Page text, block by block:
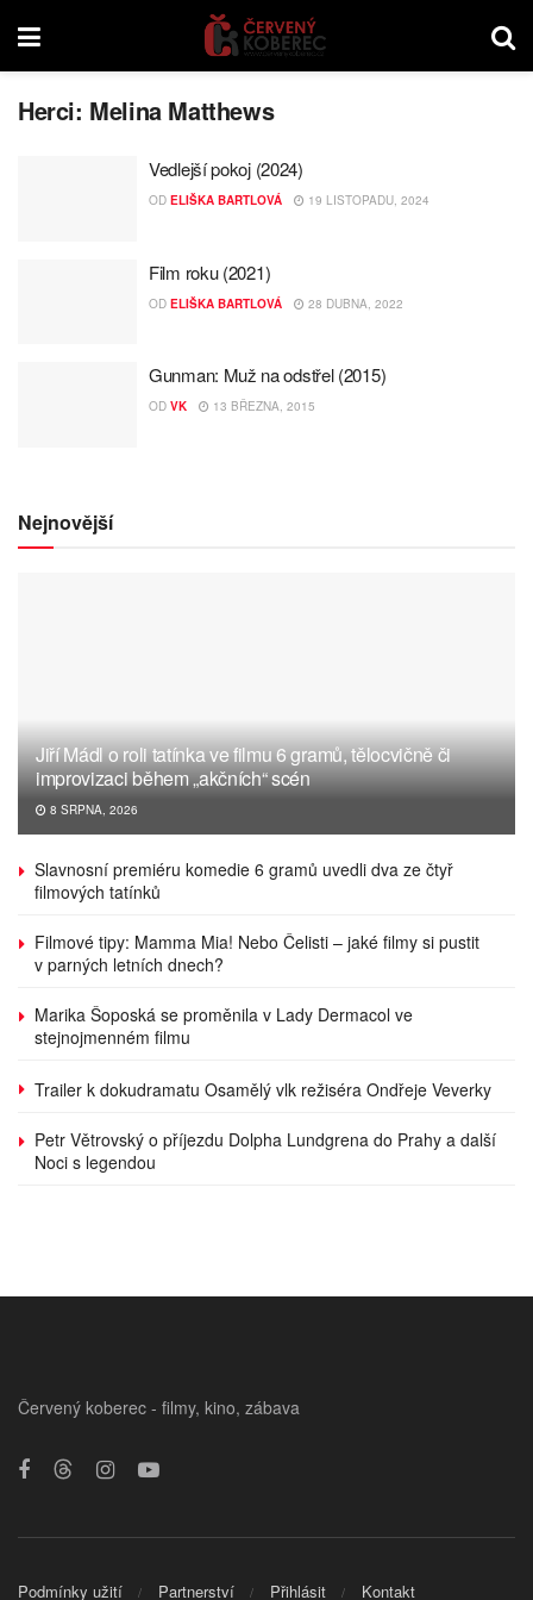
Herci: Melina Matthews
Vedlejší pokoj (2024)
OD ELIŠKA BARTLOVÁ 19 LISTOPADU, 2024
Film roku (2021)
OD ELIŠKA BARTLOVÁ 28 DUBNA, 2022
Gunman: Muž na odstřel (2015)
OD VK 13 BŘEZNA, 2015
Nejnovější
Jiří Mádl o roli tatínka ve filmu 6 gramů, tělocvičně či
improvizaci během „akčních“ scén
8 SRPNA, 2026
Slavnosní premiéru komedie 6 gramů uvedli dva ze čtyř
filmových tatínků
Filmové tipy: Mamma Mia! Nebo Čelisti – jaké filmy si pustit
v parných letních dnech?
Marika Šoposká se proměnila v Lady Dermacol ve
stejnojmenném filmu
Trailer k dokudramatu Osamělý vlk režiséra Ondřeje Veverky
Petr Větrovský o příjezdu Dolpha Lundgrena do Prahy a další
Noci s legendou
Červený koberec - filmy, kino, zábava
Podmínky užití Partnerství Přihlásit Kontakt